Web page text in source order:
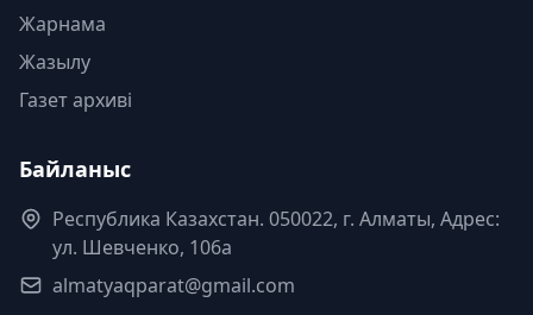
Жарнама
Жазылу
Газет архиві
Байланыс
Республика Казахстан. 050022, г. Алматы, Адрес:
ул. Шевченко, 106а
almatyaqparat@gmail.com